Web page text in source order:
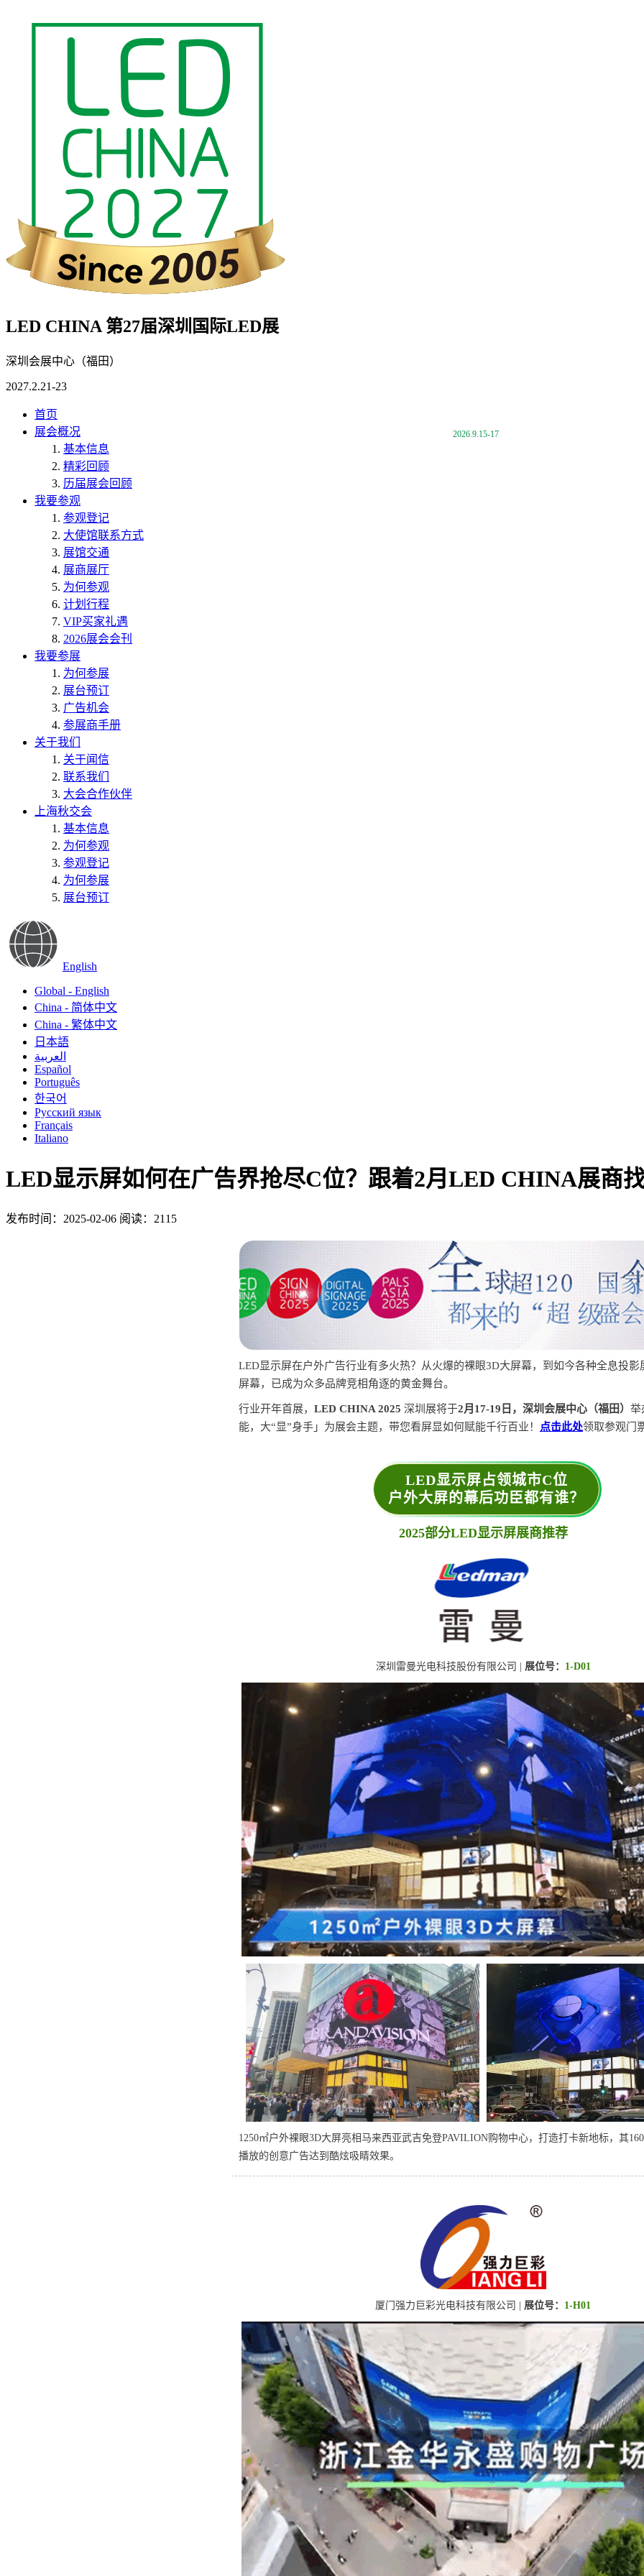
LED CHINA 第27届深圳国际LED展
深圳会展中心（福田）
2027.2.21-23
首页
展会概况
基本信息
精彩回顾
历届展会回顾
我要参观
参观登记
大使馆联系方式
展馆交通
展商展厅
为何参观
计划行程
VIP买家礼遇
2026展会会刊
我要参展
为何参展
展台预订
广告机会
参展商手册
关于我们
关于闻信
联系我们
大会合作伙伴
上海秋交会
2026.9.15-17
基本信息
为何参观
参观登记
为何参展
展台预订
English
Global - English
China - 简体中文
China - 繁体中文
日本語
العربية
Español
Português
한국어
Русский язык
Français
Italiano
LED显示屏如何在广告界抢尽C位？跟着2月LED CHINA展商
发布时间：2025-02-06 阅读：2115
LED显示屏在户外广告行业有多火热？从火爆的裸眼3D大屏幕，到如今各种全息投影
屏幕，已成为众多品牌竞相角逐的黄金舞台。
行业开年首展， LED CHINA 2025 深圳展将于2月17-19日， 深圳会展中心（福田） 举
能，大“显”身手」为展会主题，带您看屏显如何赋能千行百业！ 点击此处领取参观门
LED显示屏占领城市C位
户外大屏的幕后功臣都有谁？
2025部分LED显示屏展商推荐
深圳雷曼光电科技股份有限公司 | 展位号： 1-D01
1250㎡户外裸眼3D大屏亮相马来西亚武吉免登PAVILION购物中心，打造打卡新地标，其
播放的创意广告达到酷炫吸睛效果。
厦门强力巨彩光电科技有限公司 | 展位号： 1-H01